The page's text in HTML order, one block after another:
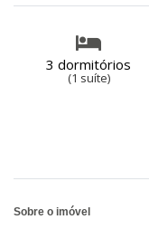
3 dormitórios
(1 suíte)
Sobre o imóvel